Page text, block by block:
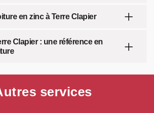
en zinc à Terre Clapier
Clapier : une référence en
services